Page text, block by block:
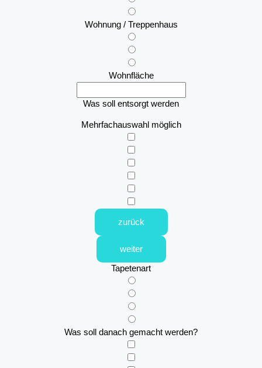
Wohnung / Treppenhaus
Wohnfläche
Was soll entsorgt werden
Mehrfachauswahl möglich
zurück
weiter
Tapetenart
Was soll danach gemacht werden?